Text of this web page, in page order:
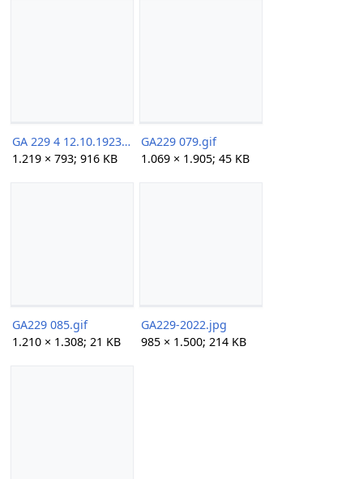
GA 229 4 12.10.1923 Johanniimagination.jpg
1.219 × 793; 916 KB
GA229 079.gif
1.069 × 1.905; 45 KB
GA229 085.gif
1.210 × 1.308; 21 KB
GA229-2022.jpg
985 × 1.500; 214 KB